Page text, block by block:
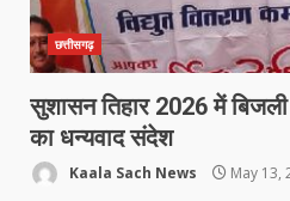
छत्तीसगढ़
सुशासन तिहार 2026 में बिजली
का धन्यवाद संदेश
Kaala Sach News May 13,